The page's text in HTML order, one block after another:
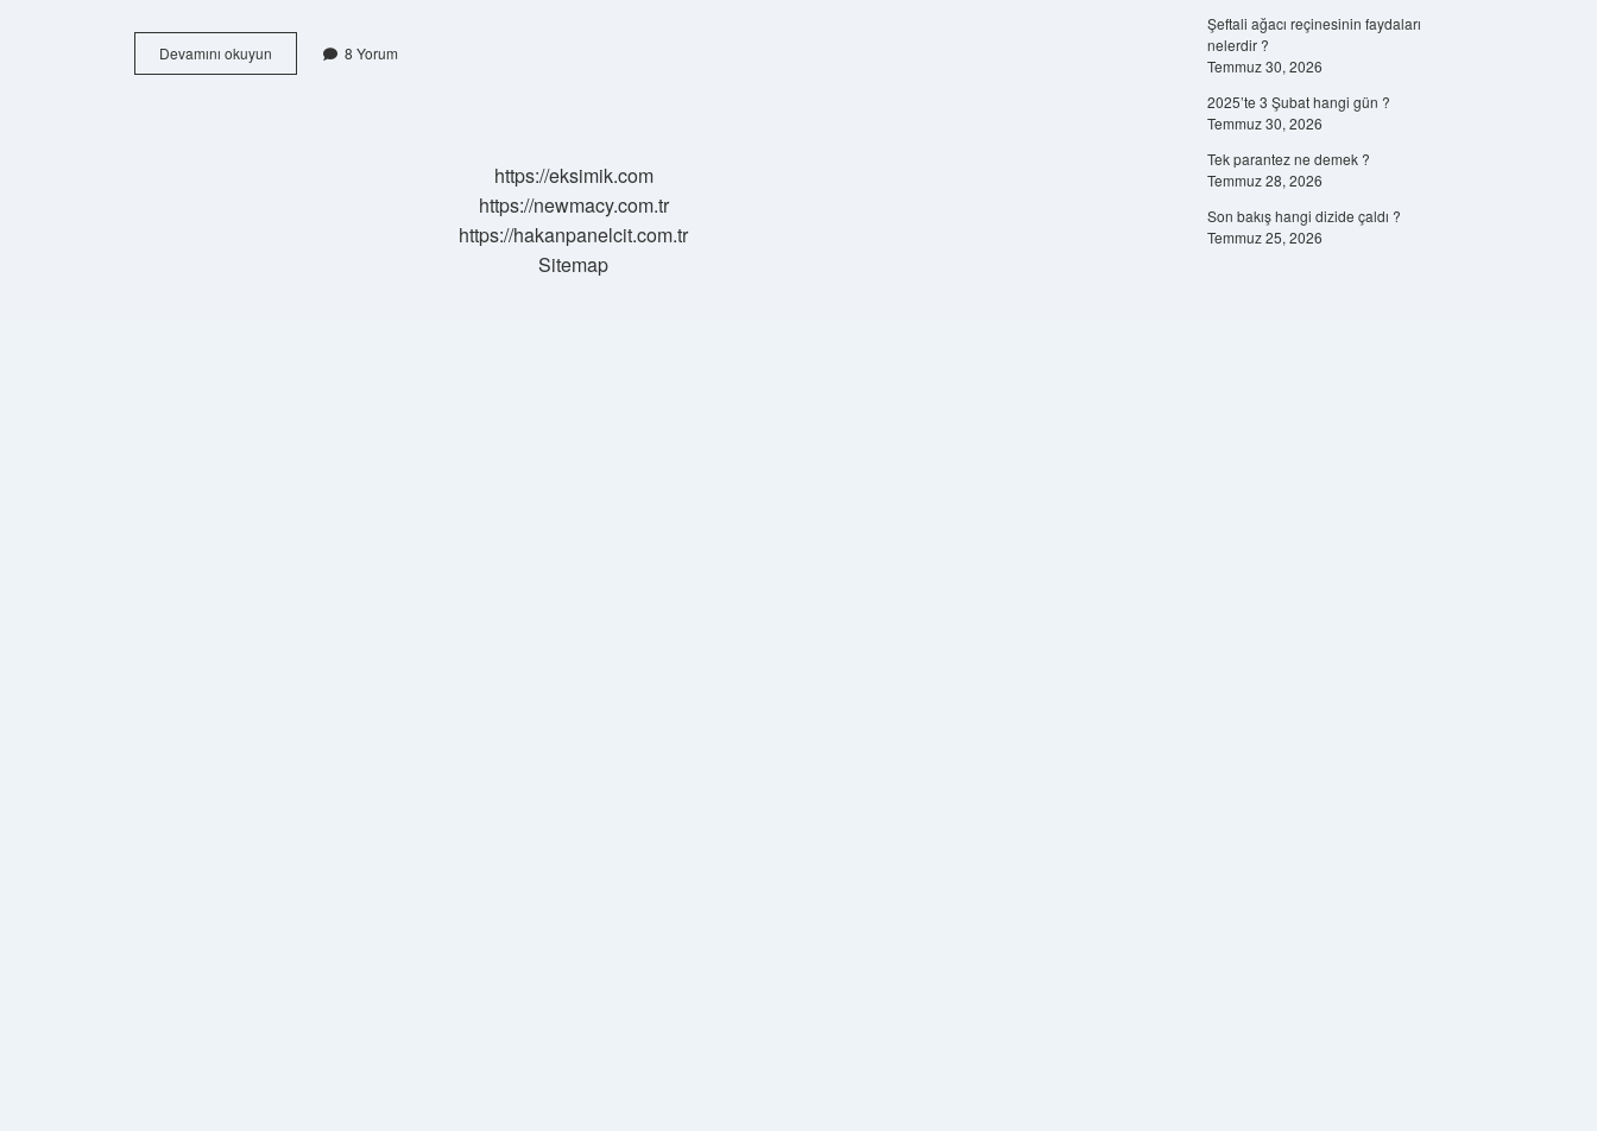
Devamını okuyun
Künyesi
8 Yorum
https://eksimik.com
https://newmacy.com.tr
https://hakanpanelcit.com.tr
Sitemap
Şeftali ağacı reçinesinin faydaları
nelerdir ?
Temmuz 30, 2026
2025’te 3 Şubat hangi gün ?
Temmuz 30, 2026
Tek parantez ne demek ?
Temmuz 28, 2026
Son bakış hangi dizide çaldı ?
Temmuz 25, 2026